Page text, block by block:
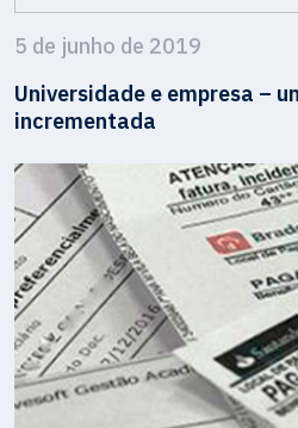
5 de junho de 2019
Universidade e empresa –
incrementada